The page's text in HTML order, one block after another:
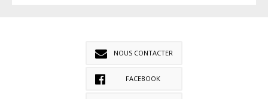
NOUS CONTACTER
FACEBOOK